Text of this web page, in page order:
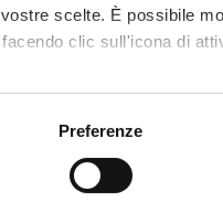
scelte. È possibile
clic sull'icona di
tua posizione
Preferenze